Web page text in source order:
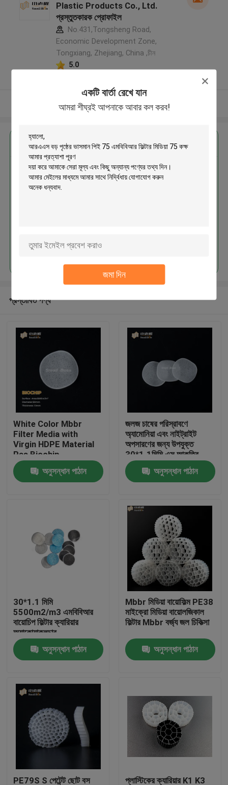
একটি বার্তা রেখে যান
আমরা শীঘ্রই আপনাকে আবার কল করব!
জমা দিন
আমাদের সম্পর্কে
মান নিয়ন্ত্রণ
আমাদের সাথে যোগাযোগ করুন
ব্লগ
উদ্ধৃতির জন্য আবেদন
এমবিবিআর ফিল্টার মিডিয়া
এমবিবিআর বায়ো মিডিয়া
Plastic Products Co., Ltd.
প্রস্তুতকারক প্রোফাইল
No.431,Tongsheng Road,
Economic Development Zone,
Tongxiang, Zhejiang, China ,চীন
5.0
আরো দেখুন
এর সেরা মূল্য পান
আরএএস বড় পৃষ্ঠের ভাসমান পিই 75
এমবিবিআর ফিল্টার মিডিয়া 75 কক্ষ
চালিয়ে
প্রস্তাবিত পণ্য
White Color Mbbr
Filter Media with
Virgin HDPE Material
Ras Biochip
অনুসন্ধান পাঠান
জলজ চাষের পরিস্রাবণে
অ্যামোনিয়া এবং নাইট্রাইট
অপসারণের জন্য উপযুক্ত
30*1.1মিমি এস আকৃতির
এমবিবিআর ক্যারিয়ার
অনুসন্ধান পাঠান
30*1.1 মিমি
5500m2/m3 এমবিবিআর
বায়োচিপ ফিল্টার ক্যারিয়ার
অ্যাকোয়াকুলচার
অনুসন্ধান পাঠান
Mbbr মিডিয়া বায়োফিল্ম PE38
মাইক্রো মিডিয়া বায়োলজিকাল
ফিল্টার Mbbr বর্জ্য জল চিকিত্সা
অনুসন্ধান পাঠান
PE79S S পেটেন্ট ছোট বস প্লাস্টিকের ক্যারিয়ার K1 K3